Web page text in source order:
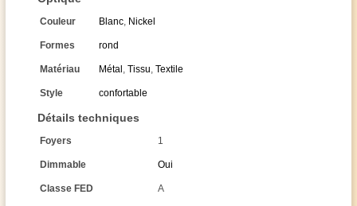
Couleur Blanc, Nickel
Formes rond
Matériau Métal , Tissu, Textile
Style confortable
Détails techniques
Foyers 1
Dimmable Oui
Classe FED A